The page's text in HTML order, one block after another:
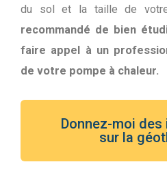
du sol et la taille de
recommandé de bien
faire appel à un
de votre pompe à chaleur.
Donnez-moi
sur la